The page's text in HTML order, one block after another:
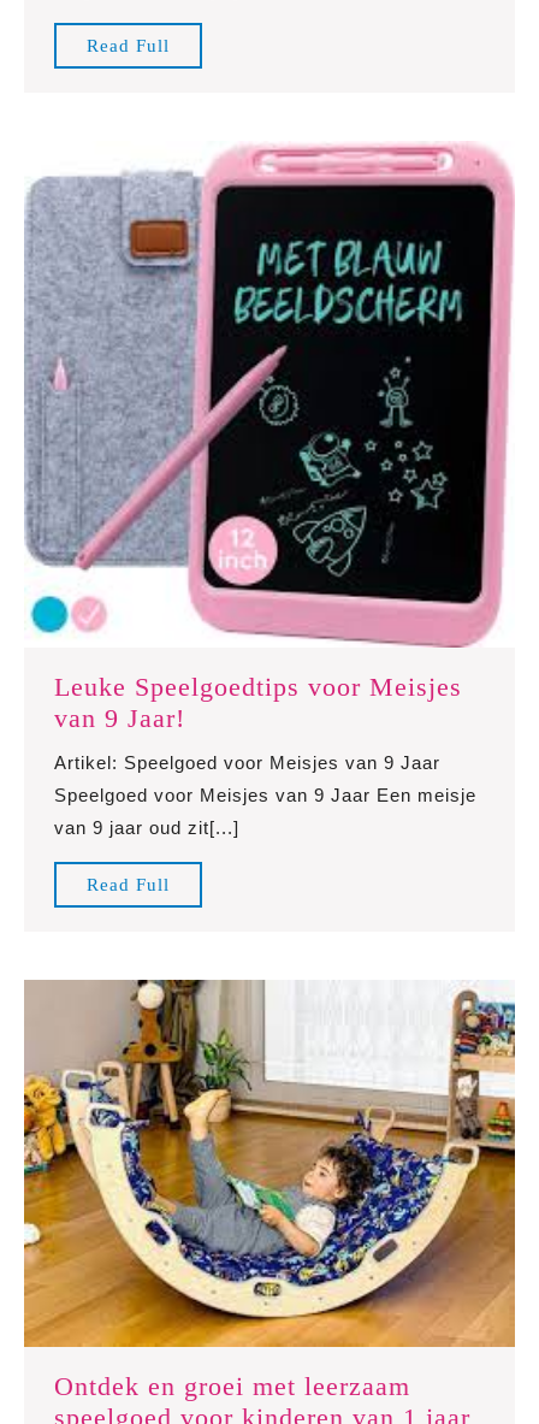
en
Leren
Plezier!
Read Full
Full
Leuke Speelgoedtips voor Meisjes
van 9 Jaar!
voor
Meisjes
van
9
Jaar!
Artikel: Speelgoed voor Meisjes van 9 Jaar
Speelgoed voor Meisjes van 9 Jaar Een meisje
van 9 jaar oud zit[...]
Read Full
Full
Ontdek en groei met leerzaam
speelgoed voor kinderen van 1 jaar